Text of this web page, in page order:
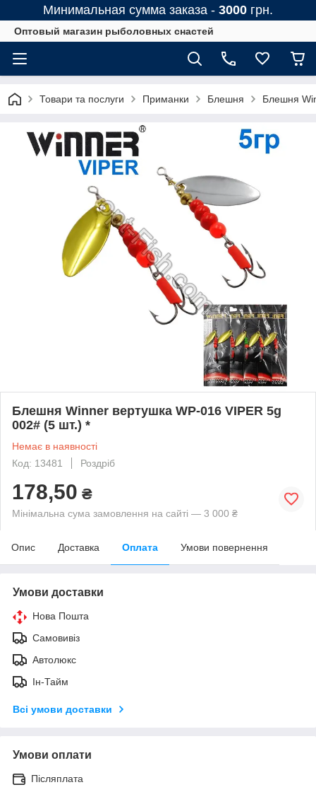
Минимальная сумма заказа - 3000 грн.
Оптовый магазин рыболовных снастей
Товари та послуги Приманки Блешня Блешня
Блешня Winner вертушка WP-016 VIPER 5g
002# (5 шт.) *
Немає в наявності
Код: 13481
Роздріб
178,50 ₴
Мінімальна сума замовлення на сайті — 3 000 ₴
Опис Доставка Оплата Умови повернення
Умови доставки
Нова Пошта
Самовивіз
Автолюкс
Ін-Тайм
Всі умови доставки
Умови оплати
Післяплата